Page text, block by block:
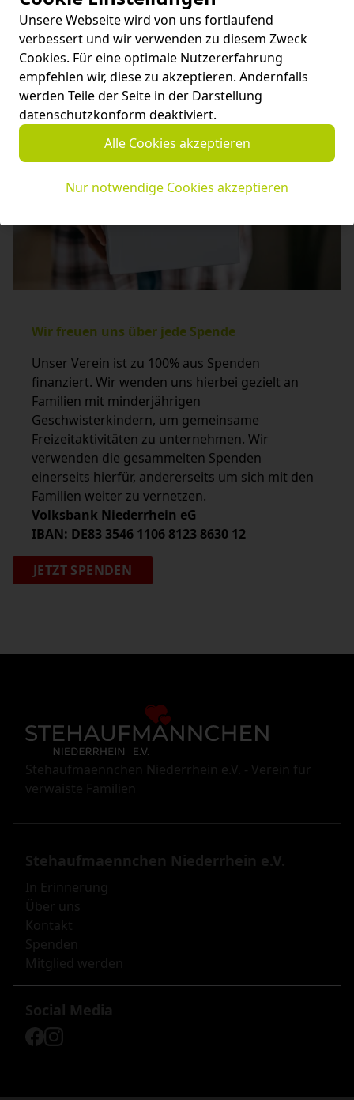
Wir freuen uns über jede Spende
Unser Verein ist zu 100% aus Spenden
finanziert. Wir wenden uns hierbei gezielt an
Familien mit minderjährigen
Geschwisterkindern, um gemeinsame
Freizeitaktivitäten zu unternehmen. Wir
verwenden die gesammelten Spenden
einerseits hierfür, andererseits um sich mit den
Familien weiter zu vernetzen.
Volksbank Niederrhein eG
IBAN: DE83 3546 1106 8123 8630 12
JETZT SPENDEN
Stehaufmaennchen Niederrhein e.V. - Verein für
verwaiste Familien
Stehaufmaennchen Niederrhein e.V.
In Erinnerung
Über uns
Kontakt
Spenden
Mitglied werden
Social Media
Unsere Webseite wird von uns fortlaufend
verbessert und wir verwenden zu diesem Zweck
Cookies. Für eine optimale Nutzererfahrung
empfehlen wir, diese zu akzeptieren. Andernfalls
werden Teile der Seite in der Darstellung
datenschutzkonform deaktiviert.
Alle Cookies akzeptieren
Nur notwendige Cookies akzeptieren